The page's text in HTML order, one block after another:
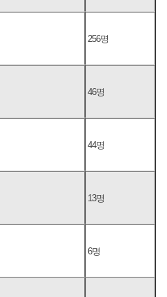
256명
46명
44명
13명
6명